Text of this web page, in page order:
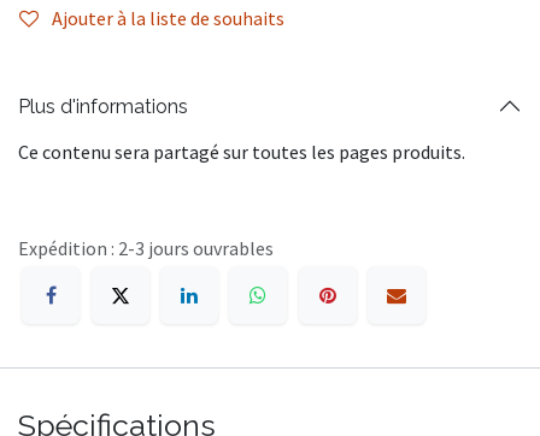
Ajouter à la liste de souhaits
Plus d'informations
Ce contenu sera partagé sur toutes les pages produits.
Expédition : 2-3 jours ouvrables
Spécifications